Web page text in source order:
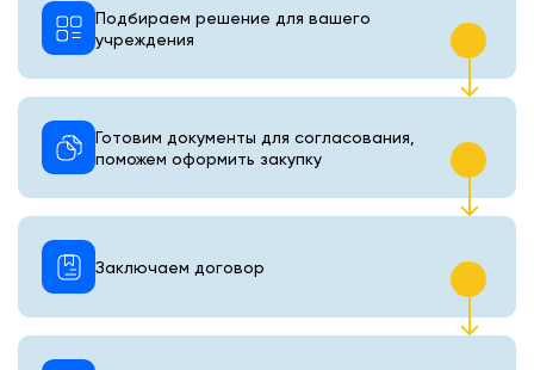
Подбираем решение для вашего
учреждения
Готовим документы для согласования,
поможем оформить закупку
Заключаем договор